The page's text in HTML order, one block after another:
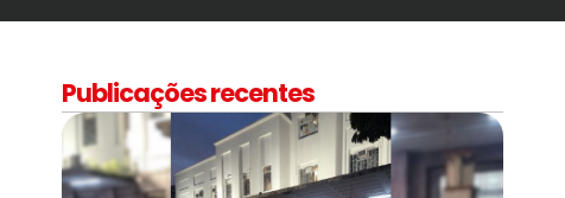
Publicações recentes